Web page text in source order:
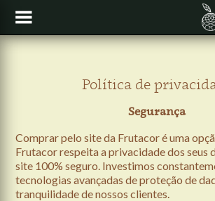
Política de
Segurança
Comprar pelo site da Frutacor é uma
Frutacor respeita a privacidade dos seus
site 100% seguro. Investimos
tecnologias avançadas de proteção de
tranquilidade de nossos clientes.